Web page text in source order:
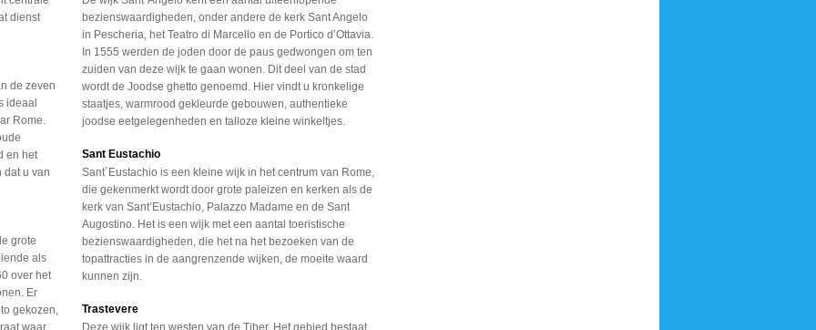
dienst
de zeven
ideaal
Rome.
en het
dat u van
grote
als
over het
Er
gekozen,
waar
bezienswaardigheden, onder andere de kerk Sant Angelo
in Pescheria, het Teatro di Marcello en de Portico d’Ottavia.
In 1555 werden de joden door de paus gedwongen om ten
zuiden van deze wijk te gaan wonen. Dit deel van de stad
wordt de Joodse ghetto genoemd. Hier vindt u kronkelige
staatjes, warmrood gekleurde gebouwen, authentieke
joodse eetgelegenheden en talloze kleine winkeltjes.
Sant Eustachio
Sant´Eustachio is een kleine wijk in het centrum van Rome,
die gekenmerkt wordt door grote paleizen en kerken als de
kerk van Sant’Eustachio, Palazzo Madame en de Sant
Augostino. Het is een wijk met een aantal toeristische
bezienswaardigheden, die het na het bezoeken van de
topattracties in de aangrenzende wijken, de moeite waard
kunnen zijn.
Trastevere
Deze wijk ligt ten westen van de Tiber. Het gebied bestaat